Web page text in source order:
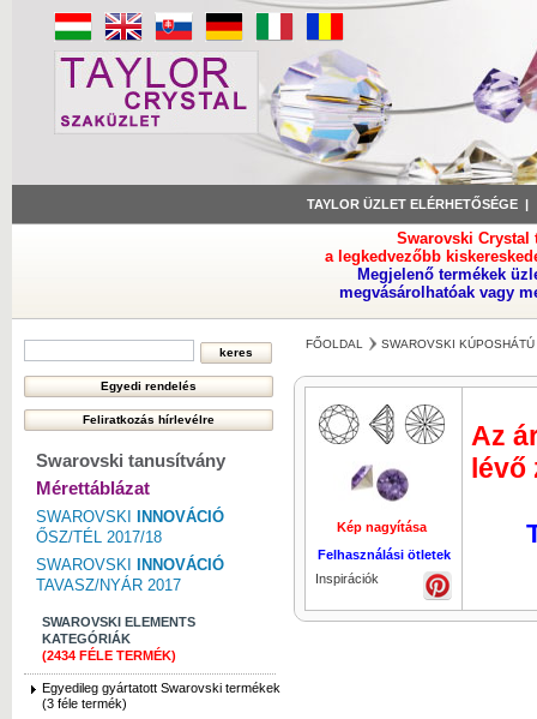
TAYLOR ÜZLET ELÉRHETŐSÉGE
Swarovski Crystal
a legkedvezőbb
Megjelenő termékek
megvásárolhatóak vagy
Swarovski tanusítvány
Mérettáblázat
SWAROVSKI
INNOVÁCIÓ
ŐSZ/TÉL 2017/18
SWAROVSKI
INNOVÁCIÓ
TAVASZ/NYÁR 2017
SWAROVSKI ELEMENTS
KATEGÓRIÁK
(2434 FÉLE TERMÉK)
Egyedileg gyártatott Swarovski termékek
(3 féle termék)
FŐOLDAL SWAROVSKI
Kép nagyítása
Kép
Felhasználási ötletek
Inspirációk
Az
lévő